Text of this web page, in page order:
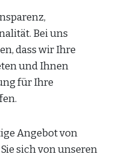
Bei uns
dass wir Ihre
und Ihnen
für Ihre
Angebot von
sich von unseren